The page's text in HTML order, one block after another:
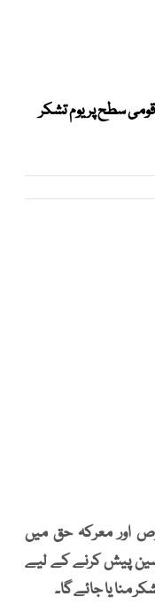
کا 16 مئی کو قومی سطح پر یوم تشکر
اور معرکہ حق میں
پیش کرنے کے لیے